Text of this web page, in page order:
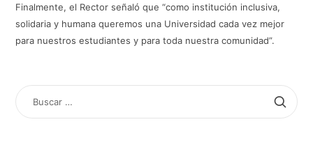
Finalmente, el Rector señaló que “como institución inclusiva,
solidaria y humana queremos una Universidad cada vez mejor
para nuestros estudiantes y para toda nuestra comunidad”.
BUSCAR
POR: